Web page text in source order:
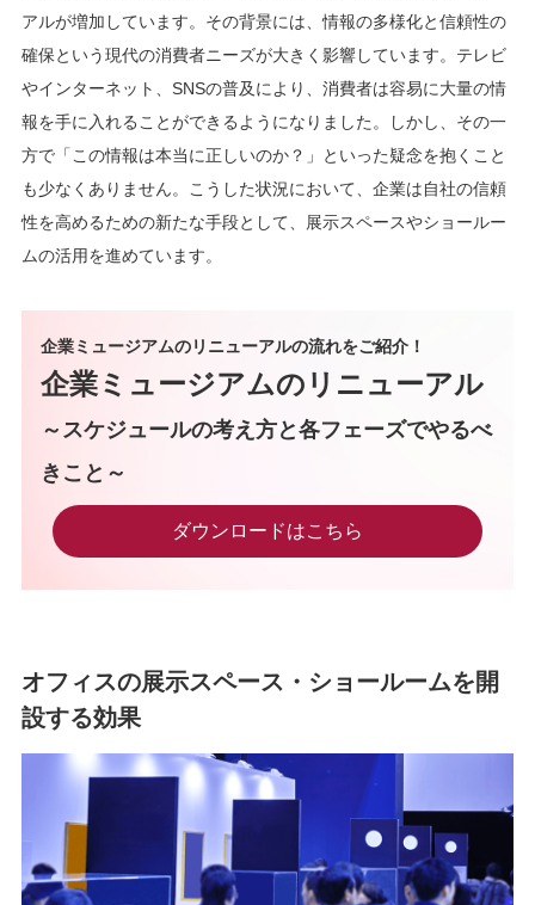
アルが増加しています。その背景には、情報の多様化と信頼性の
確保という現代の消費者ニーズが大きく影響しています。テレビ
やインターネット、SNSの普及により、消費者は容易に大量の情
報を手に入れることができるようになりました。しかし、その一
方で「この情報は本当に正しいのか？」といった疑念を抱くこと
も少なくありません。こうした状況において、企業は自社の信頼
性を高めるための新たな手段として、展示スペースやショールー
ムの活用を進めています。
企業ミュージアムのリニューアルの流れをご紹介！
企業ミュージアムのリニューアル
～スケジュールの考え方と各フェーズでやるべ
きこと～
ダウンロードはこちら
オフィスの展示スペース・ショールームを開
設する効果